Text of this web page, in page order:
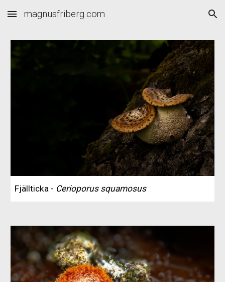
Skip to main content Skip to navigation
magnusfriberg.com
Fjällticka - Cerioporus squamosus